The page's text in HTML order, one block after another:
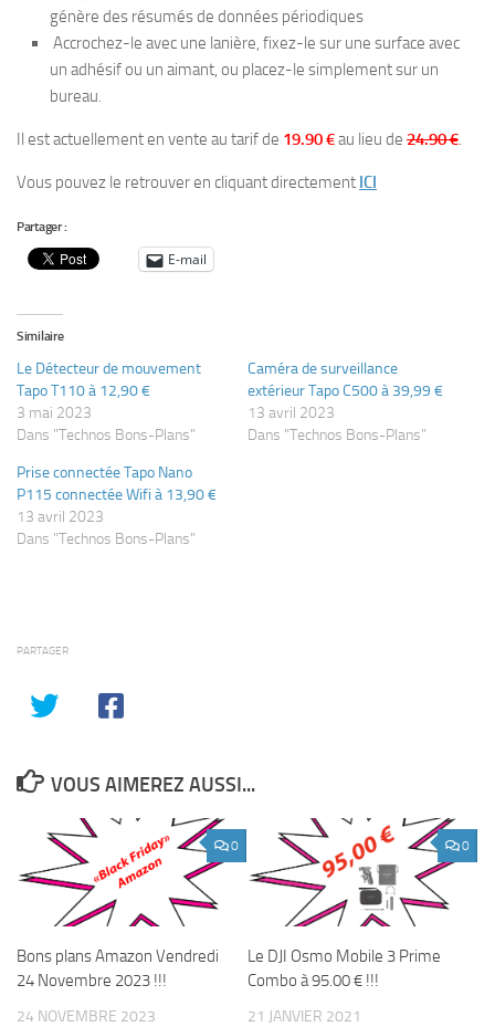
génère des résumés de données périodiques
Accrochez-le avec une lanière, fixez-le sur une surface avec
un adhésif ou un aimant, ou placez-le simplement sur un
bureau.
Il est actuellement en vente au tarif de 19.90 €au lieu de 24.90 €.
Vous pouvez le retrouver en cliquant directement ICI
Partager :
E-mail
Similaire
Le Détecteur de mouvement
Tapo T110 à 12,90 €
3 mai 2023
Dans "Technos Bons-Plans"
Caméra de surveillance
extérieur Tapo C500 à 39,99 €
13 avril 2023
Dans "Technos Bons-Plans"
Prise connectée Tapo Nano
P115 connectée Wifi à 13,90 €
13 avril 2023
Dans "Technos Bons-Plans"
PARTAGER
VOUS AIMEREZ AUSSI...
0
Bons plans Amazon Vendredi
24 Novembre 2023 !!!
24 NOVEMBRE 2023
0
Le DJI Osmo Mobile 3 Prime
Combo à 95.00 € !!!
21 JANVIER 2021